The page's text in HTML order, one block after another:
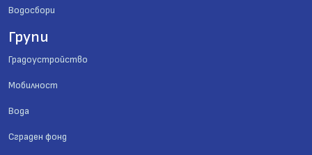
Водосбори
Групи
Градоустройство
Мобилност
Вода
Сграден фонд